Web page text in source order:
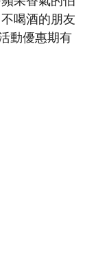
喝酒的朋友
動優惠期有